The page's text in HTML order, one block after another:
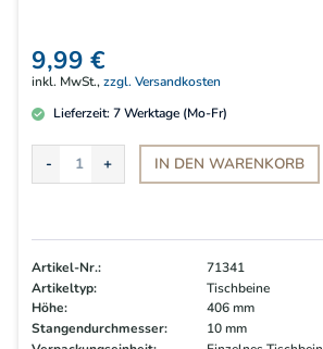
9,99 €
inkl. MwSt.,zzgl. Versandkosten
Lieferzeit: 7Werktage (Mo-Fr)
IN DEN WARENKORB
Artikel-Nr.:
71341
Artikeltyp:
Tischbeine
Höhe:
406 mm
Stangendurchmesser:
10 mm